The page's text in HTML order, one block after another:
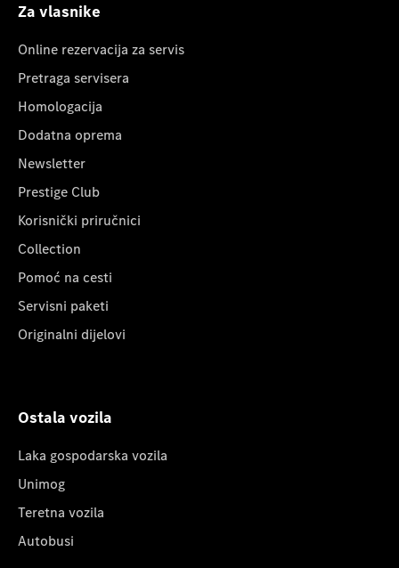
Za vlasnike
Online rezervacija za servis
Pretraga servisera
Homologacija
Dodatna oprema
Newsletter
Prestige Club
Korisnički priručnici
Collection
Pomoć na cesti
Servisni paketi
Originalni dijelovi
Ostala vozila
Laka gospodarska vozila
Unimog
Teretna vozila
Autobusi